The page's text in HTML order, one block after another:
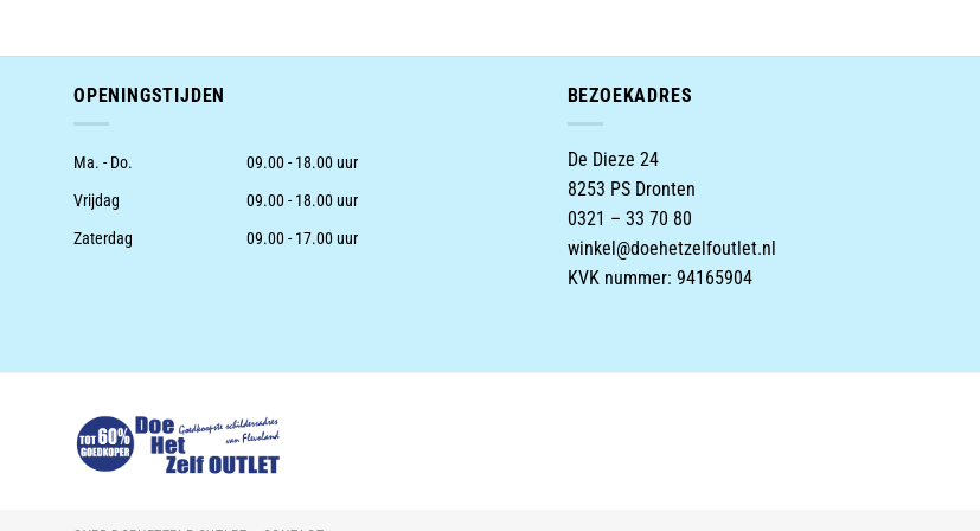
OPENINGSTIJDEN
Ma. - Do.
09.00 - 18.00 uur
Vrijdag
09.00 - 18.00 uur
Zaterdag
09.00 - 17.00 uur
BEZOEKADRES
De Dieze 24
8253 PS Dronten
0321 – 33 70 80
winkel@doehetzelfoutlet.nl
KVK nummer: 94165904